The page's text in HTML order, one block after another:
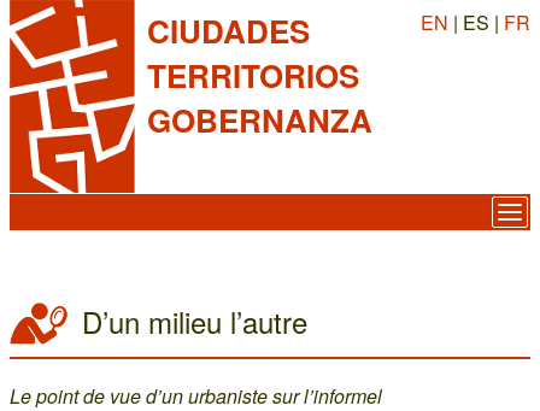
CIUDADES
TERRITORIOS
GOBERNANZA
EN | ES | FR
D’un milieu l’autre
Le point de vue d’un urbaniste sur l’informel